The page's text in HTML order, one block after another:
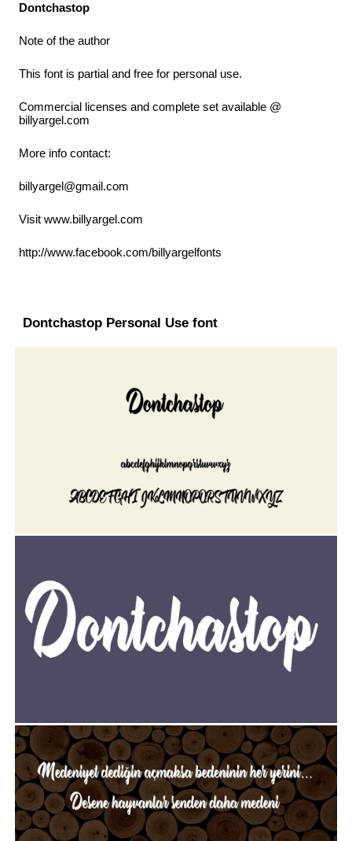
Dontchastop
Note of the author
This font is partial and free for personal use.
Commercial licenses and complete set available @
billyargel.com
More info contact:
billyargel@gmail.com
Visit www.billyargel.com
http://www.facebook.com/billyargelfonts
Dontchastop Personal Use font